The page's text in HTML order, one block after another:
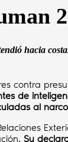
hacia
contra
de
al
Su